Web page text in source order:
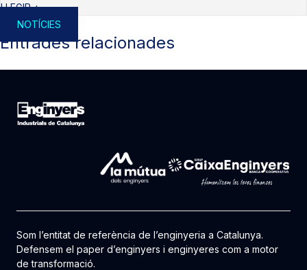
LLEGIR +
NOTÍCIES
Entrades relacionades
Som l’entitat de referència de l’enginyeria a Catalunya.
Defensem el paper d’enginyers i enginyeres com a motor
de transformació.